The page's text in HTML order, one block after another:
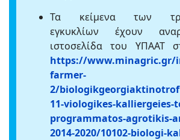
Τα κείμενα των
εγκυκλίων έχουν
ιστοσελίδα του ΥΠΑΑΤ
https://www.minagric.gr/
farmer-
2/
11-viologikes-kalliergeies-
programmatos-agrotikis-
2014-2020/10102-biologi-